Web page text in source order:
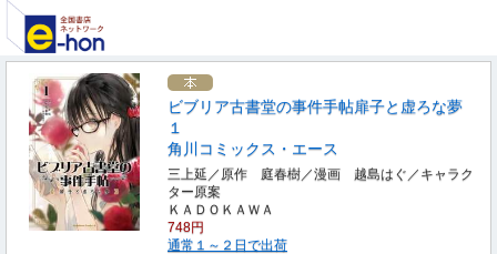
ビブリア古書堂の事件手帖扉子と虚ろな夢
１
角川コミックス・エース
三上延／原作 庭春樹／漫画 越島はぐ／キャラク
ター原案
ＫＡＤＯＫＡＷＡ
748円
通常１～２日で出荷